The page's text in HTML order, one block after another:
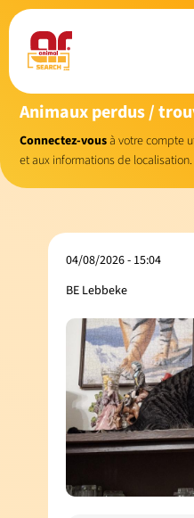
Animaux perdus /
Connectez-vousà votre compte
et aux informations de localisation.
04/08/2026 - 15:04
BE Lebbeke